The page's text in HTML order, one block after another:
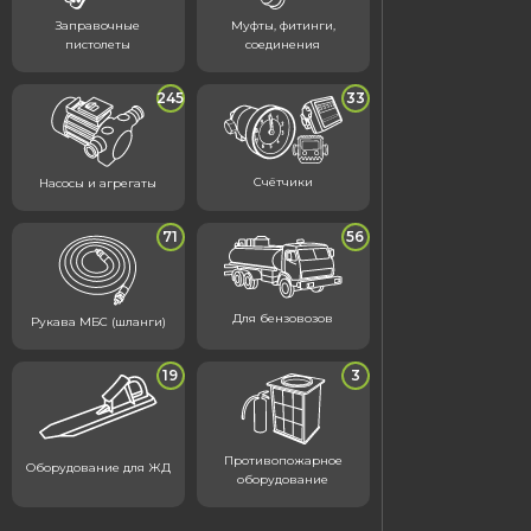
Заправочные
пистолеты
Муфты, фитинги,
соединения
Насосы и агрегаты
245
Счётчики
33
Рукава МБС (шланги)
71
Для бензовозов
56
Оборудование для ЖД
19
Противопожарное
оборудование
3